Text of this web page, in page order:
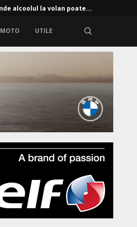
alcoolul la volan poate...
MOTO UTILE